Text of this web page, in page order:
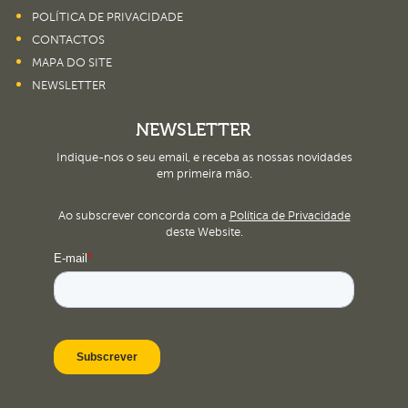
POLÍTICA DE PRIVACIDADE
CONTACTOS
MAPA DO SITE
NEWSLETTER
NEWSLETTER
Indique-nos o seu email, e receba as nossas novidades
em primeira mão.
Ao subscrever concorda com a Política de Privacidade
deste Website.